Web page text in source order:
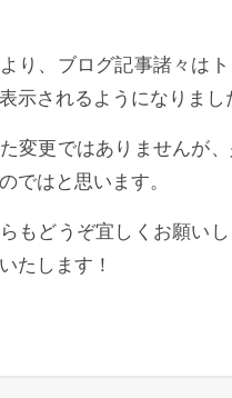
り、ブログ記事諸々は
示されるようになりまし
変更ではありませんが
ではと思います。
もどうぞ宜しくお願いし
たします！